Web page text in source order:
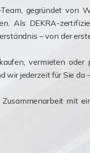
gegründet von
Als DEKRA-
– von der
vermieten
jederzeit für Sie da
mit